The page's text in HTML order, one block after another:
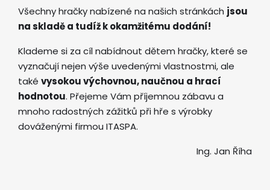
Všechny hračky nabízené na našich stránkách jsou
na skladě a tudíž k okamžitému dodání!
Klademe si za cíl nabídnout dětem hračky, které se
vyznačují nejen výše uvedenými vlastnostmi, ale
také vysokou výchovnou, naučnou a hrací
hodnotou. Přejeme Vám příjemnou zábavu a
mnoho radostných zážitků při hře s výrobky
dováženými firmou ITASPA.
Ing. Jan Říha